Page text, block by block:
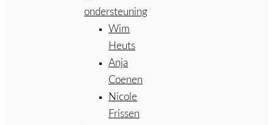
ondersteuning
Wim
Heuts
Anja
Coenen
Nicole
Frissen